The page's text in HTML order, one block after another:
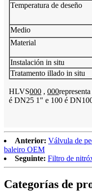
Temperatura de deseño
Medio
Material
Instalación in situ
Tratamento illado in situ
HLVS000 , 000
é DN25 1" e 100 é
Anterior: Válvula de
baleiro OEM
Seguinte: Filtro de
Categorías de